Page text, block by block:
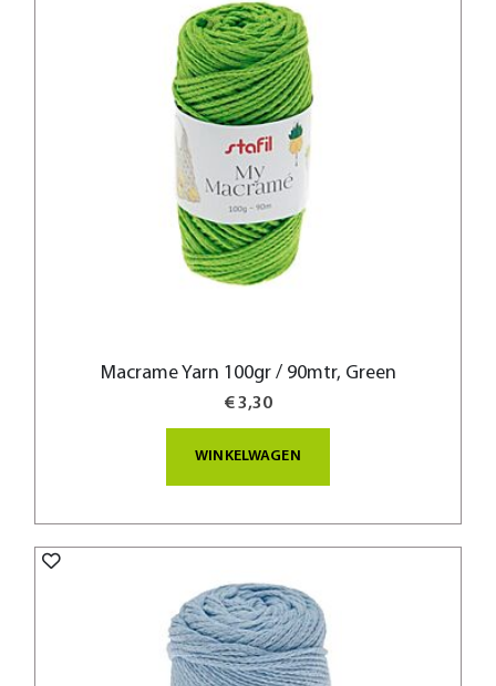
Macrame Yarn 100gr / 90mtr, Green
€ 3,30
WINKELWAGEN